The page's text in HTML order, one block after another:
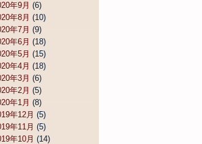
年9月 (6)
年8月 (10)
年7月 (9)
年6月 (18)
年5月 (15)
年4月 (18)
年3月 (6)
年2月 (5)
年1月 (8)
年12月 (5)
年11月 (5)
年10月 (14)